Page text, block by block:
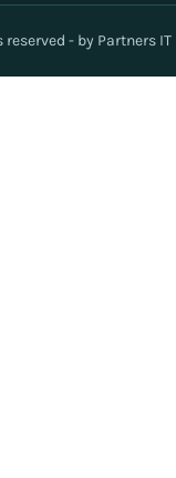
- by Partners IT